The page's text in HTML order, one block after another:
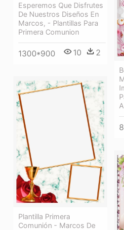
Esperemos Que Disfrutes
De Nuestros Diseños En
Marcos, - Plantillas Para
Primera Comunion
1300*900 10 2
Plantilla Primera
Comunión - Marcos De